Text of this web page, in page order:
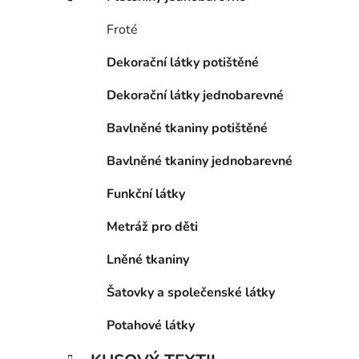
p
Froté
Dekorační látky potištěné
Dekorační látky jednobarevné
Bavlněné tkaniny potištěné
Bavlněné tkaniny jednobarevné
Funkční látky
Metráž pro děti
Lněné tkaniny
Šatovky a společenské látky
Potahové látky